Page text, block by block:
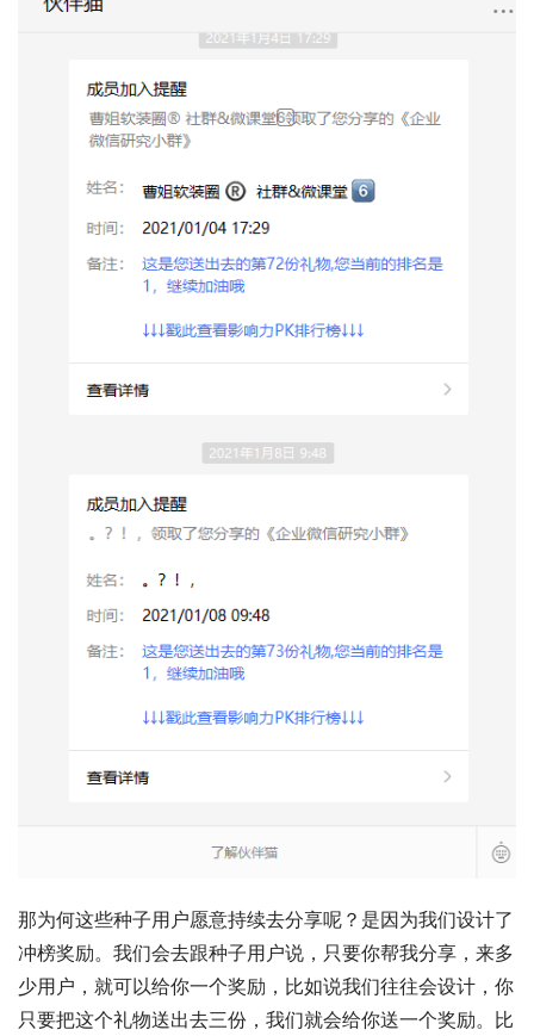
那为何这些种子用户愿意持续去分享呢？是因为我们设计了
冲榜奖励。我们会去跟种子用户说，只要你帮我分享，来多
少用户，就可以给你一个奖励，比如说我们往往会设计，你
只要把这个礼物送出去三份，我们就会给你送一个奖励。比